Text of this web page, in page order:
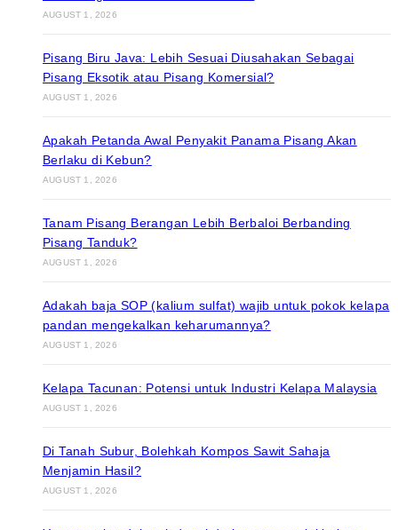
AUGUST 1, 2026
Pisang Biru Java: Lebih Sesuai Diusahakan Sebagai
Pisang Eksotik atau Pisang Komersial?
AUGUST 1, 2026
Apakah Petanda Awal Penyakit Panama Pisang Akan
Berlaku di Kebun?
AUGUST 1, 2026
Tanam Pisang Berangan Lebih Berbaloi Berbanding
Pisang Tanduk?
AUGUST 1, 2026
Adakah baja SOP (kalium sulfat) wajib untuk pokok kelapa
pandan mengekalkan keharumannya?
AUGUST 1, 2026
Kelapa Tacunan: Potensi untuk Industri Kelapa Malaysia
AUGUST 1, 2026
Di Tanah Subur, Bolehkah Kompos Sawit Sahaja
Menjamin Hasil?
AUGUST 1, 2026